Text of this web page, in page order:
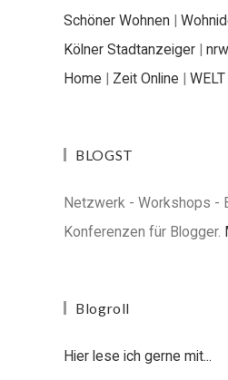
Schöner Wohnen |
Kölner Stadtanzeiger |
Home | Zeit Online |
BLOGST
Netzwerk - Workshops -
Konferenzen für Blogger.
Blogroll
Hier lese ich gerne mit...